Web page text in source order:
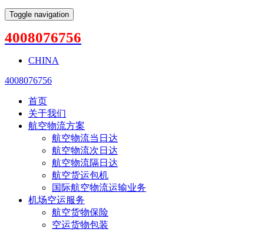
Toggle navigation
4008076756
CHINA
4008076756
首页
关于我们
航空物流方案
航空物流当日达
航空物流次日达
航空物流隔日达
航空货运包机
国际航空物流运输业务
机场空运服务
航空货物保险
空运货物包装